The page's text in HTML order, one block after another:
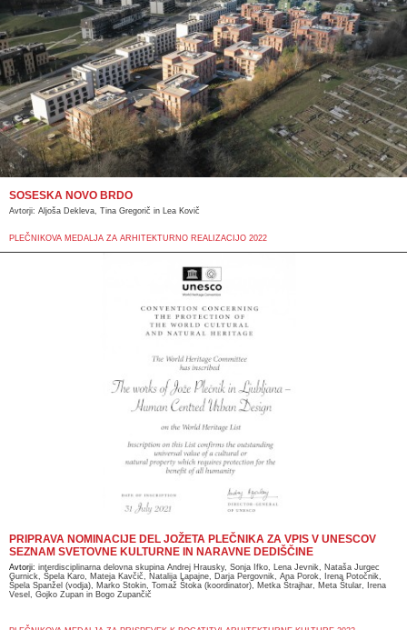
SOSESKA NOVO BRDO
Avtorji: Aljoša Dekleva, Tina Gregorič in Lea Kovič
PLEČNIKOVA MEDALJA ZA ARHITEKTURNO REALIZACIJO 2022
PRIPRAVA NOMINACIJE DEL JOŽETA PLEČNIKA ZA VPIS V UNESCOV
SEZNAM SVETOVNE KULTURNE IN NARAVNE DEDIŠČINE
Avtorji: interdisciplinarna delovna skupina Andrej Hrausky, Sonja Ifko, Lena Jevnik, Nataša Jurgec
Gurnick, Špela Karo, Mateja Kavčič, Natalija Lapajne, Darja Pergovnik, Ana Porok, Irena Potočnik,
Špela Spanžel (vodja), Marko Stokin, Tomaž Štoka (koordinator), Metka Štrajhar, Meta Štular, Irena
Vesel, Gojko Zupan in Bogo Zupančič